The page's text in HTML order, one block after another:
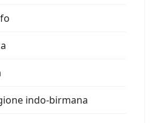
indo-birmana